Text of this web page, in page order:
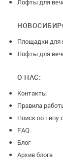
Лофты для
Площадки для
Лофты для
О НАС:
Контакты
Правила
Поиск по типу
FAQ
Блог
Архив блога